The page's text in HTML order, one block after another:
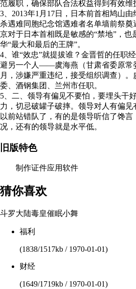
范履职，确保部队合法权益得到有效维护
3、2013年1月17日，日本前首相鸠山
杀遇难同胞纪念馆遇难者名单墙前祭奠遇
京对于日本首相既是敏感的“禁地”，
华“最大和最后的王牌”。
4、谁“效忠”就提拔谁？金晋哲的任职经
避另一个人——虞海燕（甘肃省委原常委
月，涉嫌严重违纪，接受组织调查）
委、酒钢集团、兰州市任职。
5、二、领导有偏见不要怕，要埋头
力，切忌破罐子破摔。领导对人有偏
以前站错队了，有的是领导听信了馋
况，还有的领导就是水平低。
旧版特色
制作证件应用软件
猜你喜欢
斗罗大陆毒皇催眠小舞
福利
(1838/1517kb / 1970-01-01)
财经
(1649/1719kb / 1970-01-01)